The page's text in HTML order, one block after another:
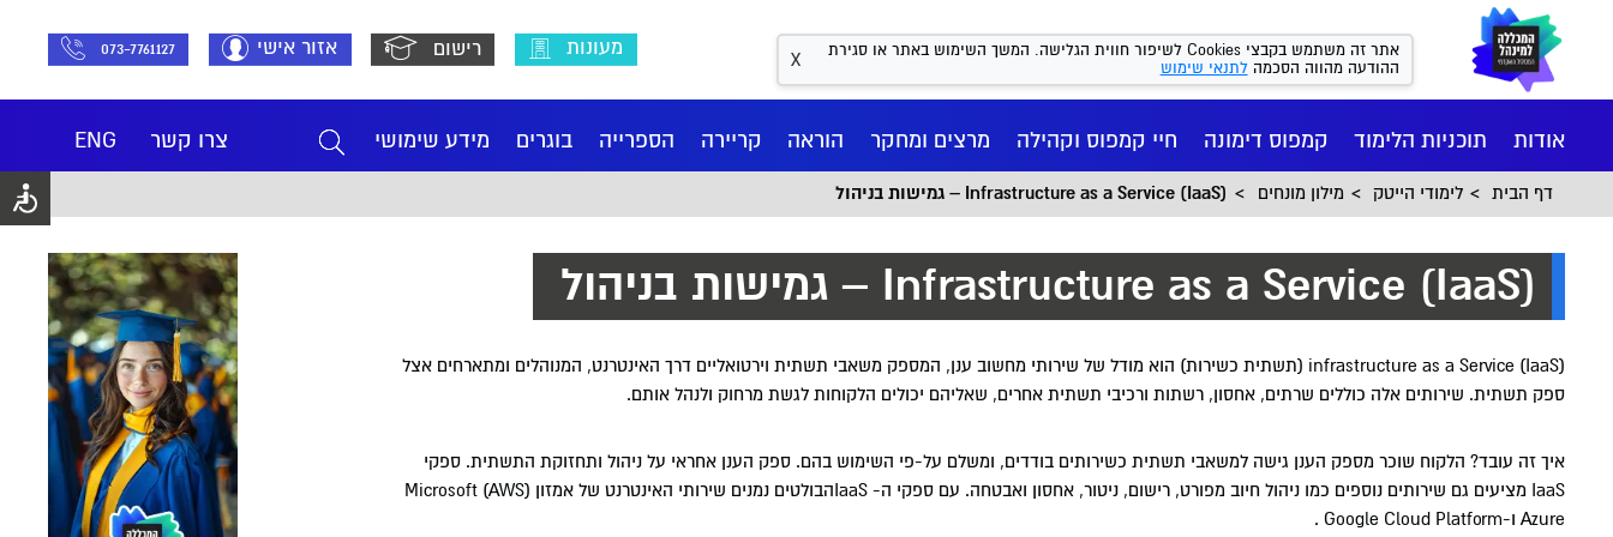
אתר זה משתמש בקבצי Cookies לשיפור חווית הגלישה. המשך השימוש באתר או סגירת
ההודעה מהווה הסכמהלתנאי שימוש X מעונות רישום אזור אישי 073-7761127
אודות תוכניות הלימוד קמפוס דימונה חיי קמפוס וקהילה מרצים ומחקר הוראה קריירה הספרייה בוגרים מידע שימושי ENG צרו קשר
הסיפור שלנו אגף קשרי חוץ מנהל עסקים BA מדעי ההתנהגות BA חיי הקמפוס מרכז העצמה - חיבוק עוטף
המכון הישראלי למשפט פלילי
המרכז לאתיקה ואחריות
רישום ומידע מחשבון בגרויות
דף הבית לימודי הייטק מילון מונחים Infrastructure as a Service (IaaS) – גמישות בניהול
Infrastructure as a Service (IaaS) – גמישות בניהול
infrastructure as a Service (IaaS) (תשתית כשירות) הוא מודל של שירותי מחשוב ענן, המספק משאבי תשתית וירטואליים דרך האינטרנט, המנוהלים ומתארחים אצל
ספק תשתית. שירותים אלה כוללים שרתים, אחסון, רשתות ורכיבי תשתית אחרים, שאליהם יכולים הלקוחות לגשת מרחוק ולנהל אותם.
איך זה עובד? הלקוח שוכר מספק הענן גישה למשאבי תשתית כשירותים בודדים, ומשלם על-פי השימוש בהם. ספק הענן אחראי על ניהול ותחזוקת התשתית. ספקי
IaaS מציעים גם שירותים נוספים כמו ניהול חיוב מפורט, רישום, ניטור, אחסון ואבטחה. עם ספקי ה- IaaSהבולטים נמנים שירותי האינטרנט של אמזון (AWS) Microsoft
Azure ו-Google Cloud Platform .